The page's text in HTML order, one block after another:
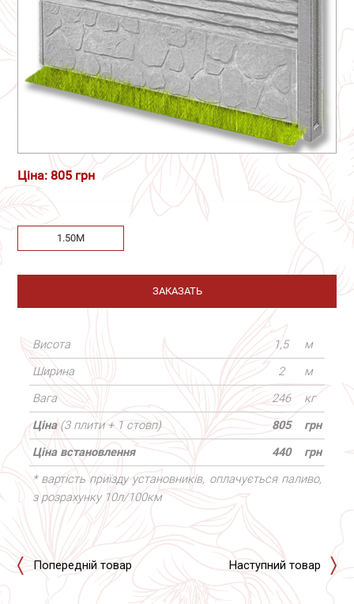
Ціна: 805 грн
1.50М
ЗАКАЗАТЬ
Висота 1,5
м
Ширина
2
м
Вага
246
кг
Ціна (3 плити + 1 стовп) 805
грн
Ціна встановлення
440
грн
* вартість приїзду установників, оплачується паливо,
з розрахунку 10л/100км
Попередній товар Наступний товар